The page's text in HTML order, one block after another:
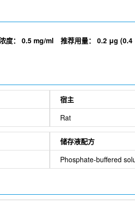
度： 0.5 mg/ml 推荐用量： 0.2 μg
宿主
Rat
储存液配方
Phosphate-buffered